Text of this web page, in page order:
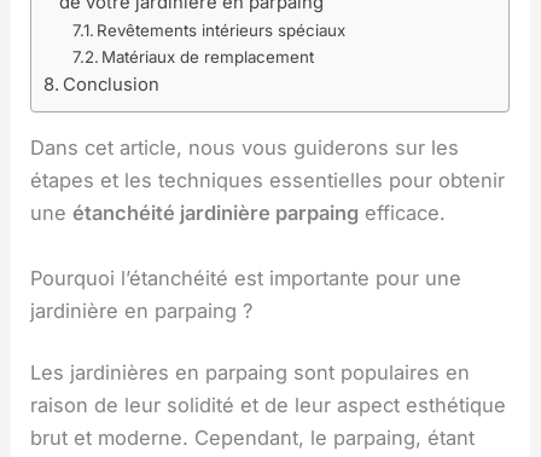
Revêtements intérieurs spéciaux
Matériaux de remplacement
Conclusion
Dans cet article, nous vous guiderons sur les
étapes et les techniques essentielles pour obtenir
uneétanchéité jardinière parpaing efficace.
Pourquoi l’étanchéité est importante pour une
jardinière en parpaing ?
Les jardinières en parpaing sont populaires en
raison de leur solidité et de leur aspect esthétique
brut et moderne. Cependant, le parpaing, étant